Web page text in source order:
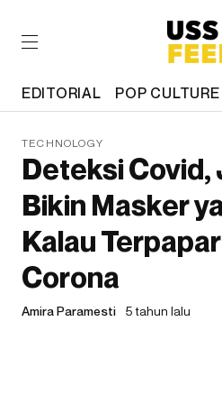
EDITORIAL POP CULTURE
TECHNOLOGY
Deteksi Covid,
Bikin Masker
Kalau
Corona
Amira Paramesti 5 tahun lalu